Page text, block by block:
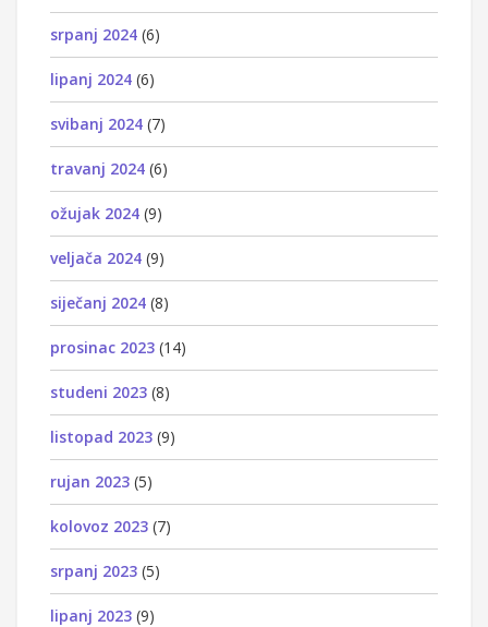
srpanj 2024 (6)
lipanj 2024 (6)
svibanj 2024 (7)
travanj 2024 (6)
ožujak 2024 (9)
veljača 2024 (9)
siječanj 2024 (8)
prosinac 2023 (14)
studeni 2023 (8)
listopad 2023 (9)
rujan 2023 (5)
kolovoz 2023 (7)
srpanj 2023 (5)
lipanj 2023 (9)